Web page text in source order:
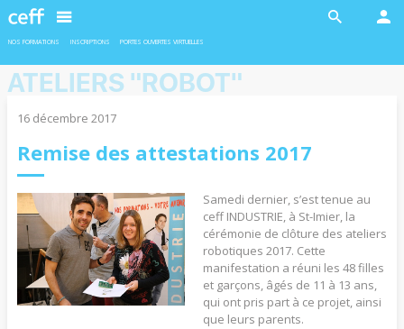
NOS FORMATIONS INSCRIPTIONS PORTES OUVERTES VIRTUELLES
ATELIERS "ROBOT"
16 décembre 2017
Remise des attestations 2017
Samedi dernier, s’est tenue au
ceff INDUSTRIE, à St-Imier, la
cérémonie de clôture des ateliers
robotiques 2017. Cette
manifestation a réuni les 48 filles
et garçons, âgés de 11 à 13 ans,
qui ont pris part à ce projet, ainsi
que leurs parents.
Deux ateliers sont proposés en
collaboration avec l'EPFL aux filles et
garçons de 11 à 13 ans.
INDUSTRIE
L’admission pour les formations duales
est soumise à la conclusion d’un contrat
d’apprentissage avec une entreprise
formatrice.
INDUSTRIE
En savoir plus